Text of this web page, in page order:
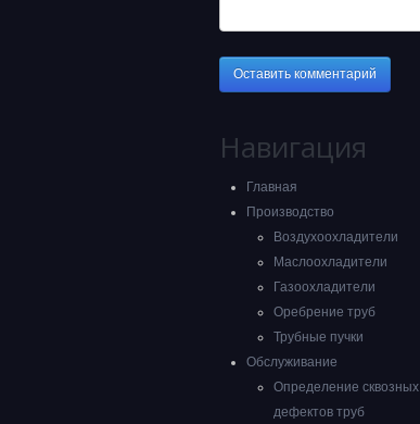
Навигация
Главная
Производство
Воздухоохладители
Маслоохладители
Газоохладители
Оребрение труб
Трубные пучки
Обслуживание
Определение сквозных
дефектов труб